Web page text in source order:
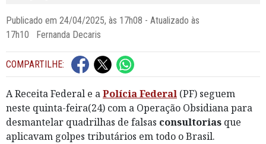
Publicado em 24/04/2025, às 17h08 - Atualizado às
17h10 Fernanda Decaris
COMPARTILHE:
A Receita Federal e aPolícia Federal (PF) seguem
neste quinta-feira(24) com a Operação Obsidiana para
desmantelar quadrilhas de falsas consultorias que
aplicavam golpes tributários em todo o Brasil.